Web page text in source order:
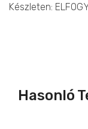
Készleten:
Hasonló